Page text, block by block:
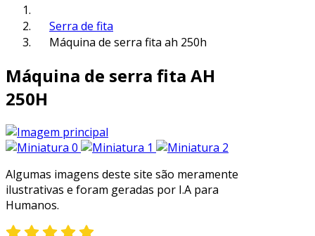
Serra de fita
Máquina de serra fita ah 250h
Máquina de serra fita AH
250H
Algumas imagens deste site são meramente
ilustrativas e foram geradas por I.A para
Humanos.